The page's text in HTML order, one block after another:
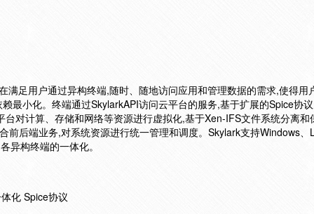
满足用户通过异构终端,随时、随地访问应用和管理数据的需求,使得用
最小化。终端通过SkylarkAPI访问云平台的服务,基于扩展的Spice协
对计算、存储和网络等资源进行虚拟化,基于Xen-IFS文件系统分离和
前后端业务,对系统资源进行统一管理和调度。Skylark支持Windows、
异构终端的一体化。
化 Spice协议